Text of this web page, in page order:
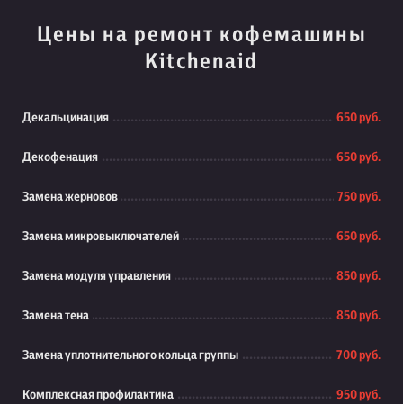
Цены на ремонт кофемашины
Kitchenaid
Декальцинация 650 руб.
Декофенация 650 руб.
Замена жерновов 750 руб.
Замена микровыключателей 650 руб.
Замена модуля управления 850 руб.
Замена тена 850 руб.
Замена уплотнительного кольца группы 700 руб.
Комплексная профилактика 950 руб.